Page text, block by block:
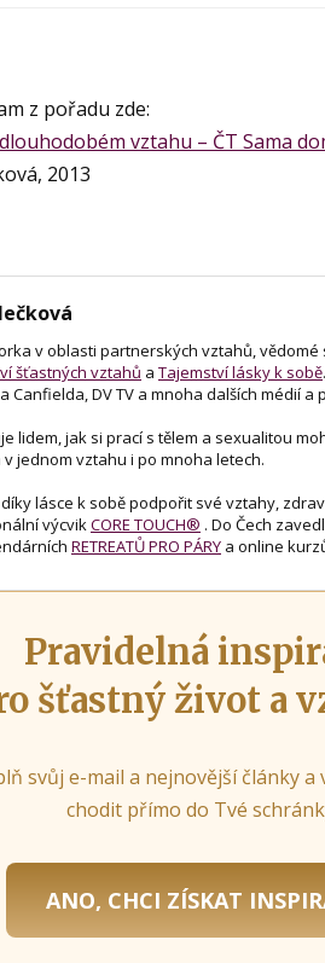
z pořadu zde:
vztahu – ČT Sama
2013
v oblasti partnerských vztahů,
šťastných vztahů a Tajemství lásky k sobě
Canfielda, DV TV a mnoha dalších médií a
lidem, jak si prací s tělem a sexualitou
jednom vztahu i po mnoha letech.
lásce k sobě podpořit své vztahy,
výcvikCORE TOUCH® . Do Čech
RETREATŮ PRO PÁRY a online
Pravidelná
šťastný život a
svůj e-mail a nejnovější články a
chodit přímo do Tvé
ANO, CHCI ZÍSKAT